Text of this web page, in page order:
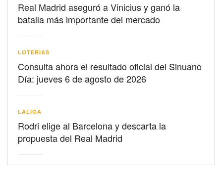
Real Madrid aseguró a Vinicius y ganó la
batalla más importante del mercado
LOTERIAS
Consulta ahora el resultado oficial del Sinuano
Día: jueves 6 de agosto de 2026
LALIGA
Rodri elige al Barcelona y descarta la
propuesta del Real Madrid